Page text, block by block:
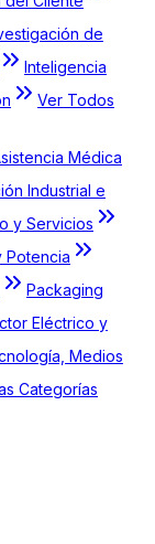
de
Inteligencia
Ver Todos
Médica
Industrial e
y Servicios
Potencia
Packaging
Eléctrico y
Medios
Categorías